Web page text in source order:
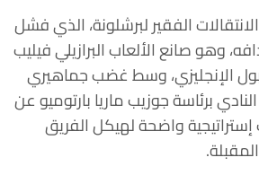
الفقير لبرشلونة، الذي فشل
وهو صانع الألعاب البرازيلي فيليب
الإنجليزي، وسط غضب جماهيري
برئاسة جوزيب ماريا بارتوميو عن
واضحة لهيكل الفريق